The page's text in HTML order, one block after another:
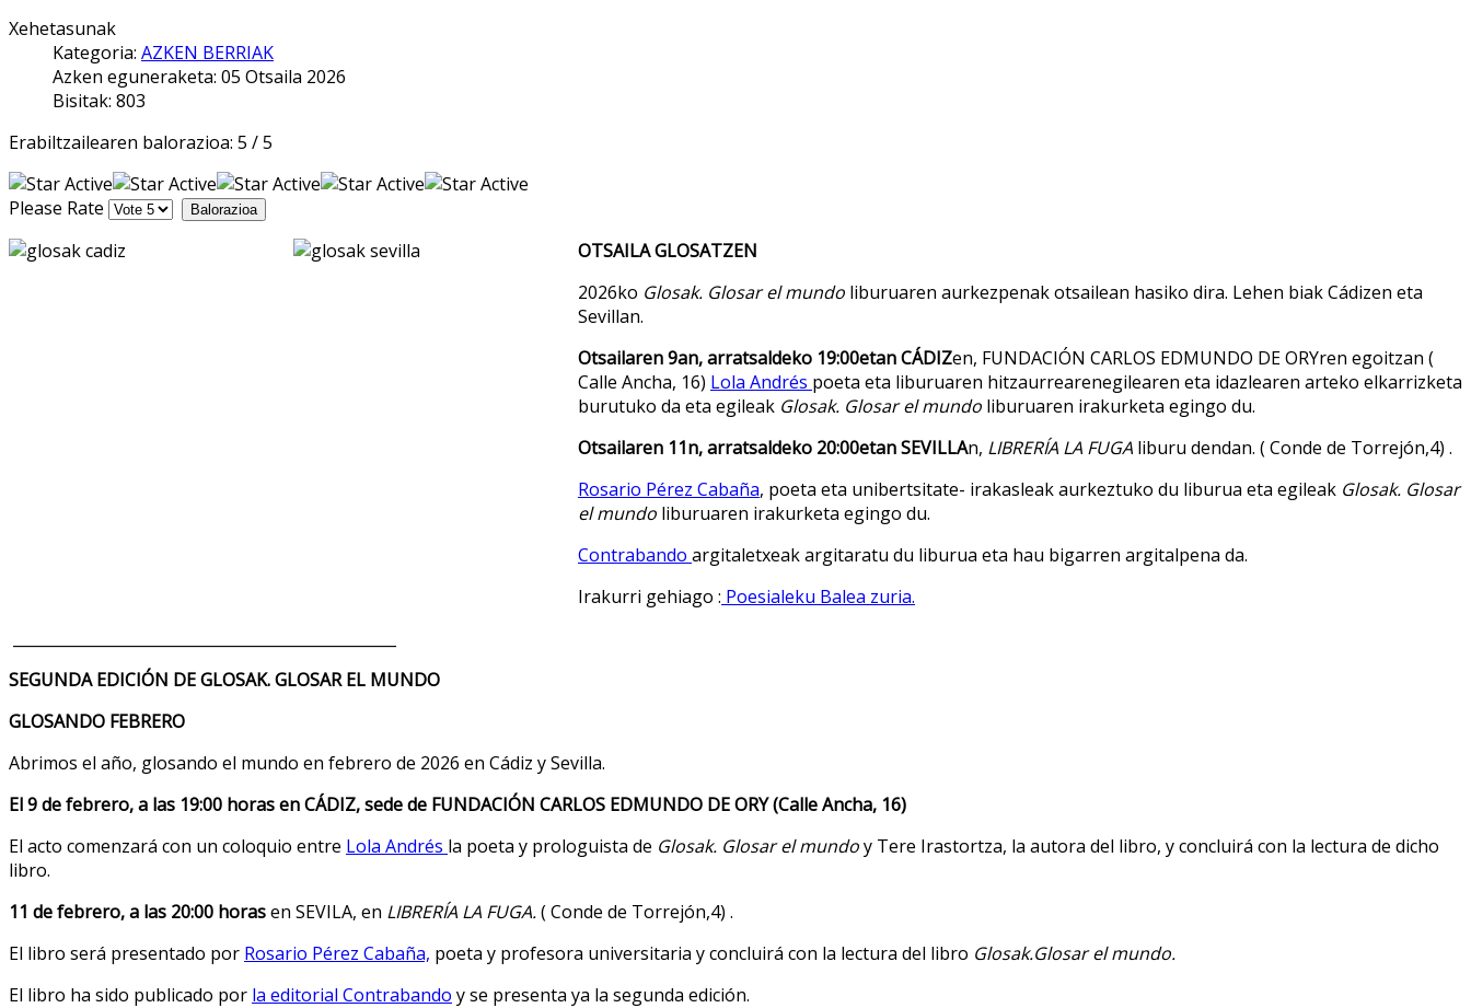
Xehetasunak
Kategoria: AZKEN BERRIAK
Azken eguneraketa: 05 Otsaila 2026
Bisitak: 803
Erabiltzailearen balorazioa: 5 /5
Please Rate
OTSAILA GLOSATZEN
2026ko Glosak. Glosar el mundo liburuaren aurkezpenak otsailean hasiko dira. Lehen biak Cádizen eta
Sevillan.
Otsailaren 9an, arratsaldeko 19:00etan CÁDIZen, FUNDACIÓN CARLOS EDMUNDO DE ORYren egoitzan (
Calle Ancha, 16) Lola Andrés poeta eta liburuaren hitzaurrearenegilearen eta idazlearen arteko elkarrizketa
burutuko da eta egileak Glosak. Glosar el mundo liburuaren irakurketa egingo du.
Otsailaren 11n, arratsaldeko 20:00etan SEVILLAn, LIBRERÍA LA FUGA liburu dendan. ( Conde de Torrejón,4) .
Rosario Pérez Cabaña, poeta eta unibertsitate- irakasleak aurkeztuko du liburua eta egileak Glosak. Glosar
el mundo liburuaren irakurketa egingo du.
Contrabando argitaletxeak argitaratu du liburua eta hau bigarren argitalpena da.
Irakurri gehiago : Poesialeku Balea zuria.
SEGUNDA EDICIÓN DE GLOSAK. GLOSAR EL MUNDO
GLOSANDO FEBRERO
Abrimos el año, glosando el mundo en febrero de 2026 en Cádiz y Sevilla.
El 9 de febrero, a las 19:00 horas en CÁDIZ, sede de FUNDACIÓN CARLOS EDMUNDO DE ORY (Calle Ancha, 16)
El acto comenzará con un coloquio entre Lola Andrés la poeta y prologuista de Glosak. Glosar el mundoy Tere Irastortza, la autora del libro, y concluirá con la lectura de dicho
libro.
11 de febrero, a las 20:00 horasen SEVILA, en LIBRERÍA LA FUGA.( Conde de Torrejón,4) .
El libro será presentado por Rosario Pérez Cabaña, poeta y profesora universitaria y concluirá con la lectura del libro Glosak.Glosar el mundo.
El libro ha sido publicado por la editorial Contrabando y se presenta ya la segunda edición.